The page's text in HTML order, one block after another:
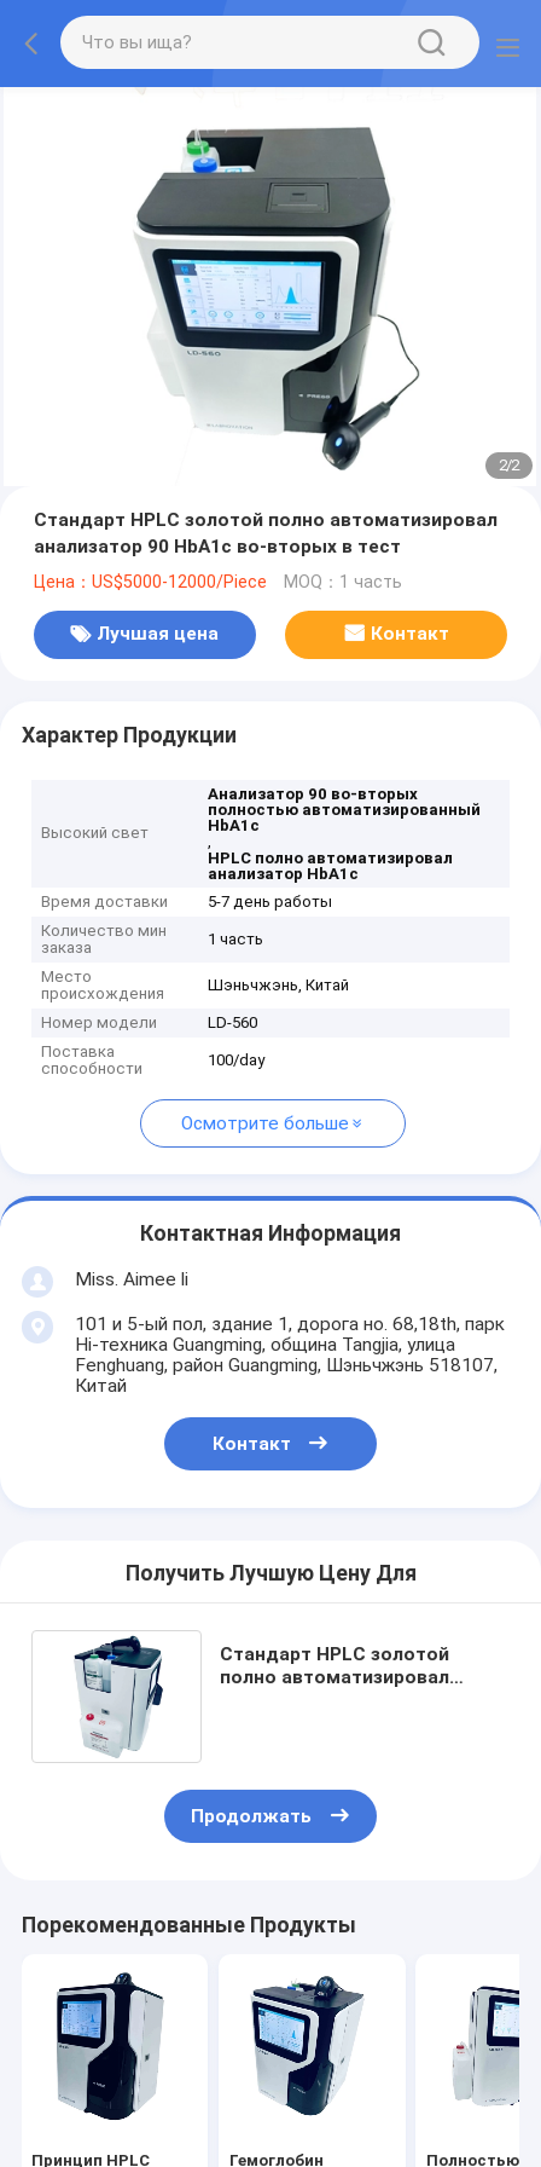
2/2
Стандарт HPLC золотой полно автоматизировал
анализатор 90 HbA1c во-вторых в тест
Цена：US$5000-12000/Piece MOQ：1 часть
Лучшая цена Контакт
Характер Продукции
Высокий свет
Анализатор 90 во-вторых
полностью автоматизированный
HbA1c
,
HPLC полно автоматизировал
анализатор HbA1c
Время доставки
5-7 день работы
Количество мин
заказа
1 часть
Место
происхождения
Шэньчжэнь, Китай
Номер модели
LD-560
Поставка
способности
100/day
Осмотрите больше
Контактная Информация
Miss. Aimee li
101 и 5-ый пол, здание 1, дорога но. 68,18th, парк
Hi-техника Guangming, община Tangjia, улица
Fenghuang, район Guangming, Шэньчжэнь 518107,
Китай
Контакт
Получить Лучшую Цену Для
Стандарт HPLC золотой
полно автоматизировал
Продолжать
Порекомендованные Продукты
Принцип HPLC Гемоглобин Полностью